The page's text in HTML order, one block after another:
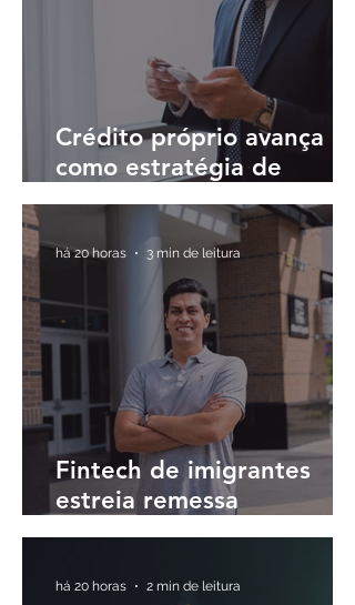
Crédito próprio avança
como estratégia de
fidelização em meio à
digitalização do sistema
financeiro
Fintech de imigrantes
estreia remessa
internacional para o Brasil
há 20 horas 3 min de leitura
há 20 horas 2 min de leitura